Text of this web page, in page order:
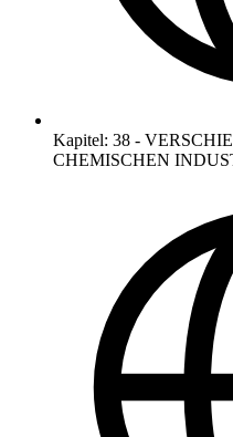
Kapitel: 38 -
CHEMISCHEN